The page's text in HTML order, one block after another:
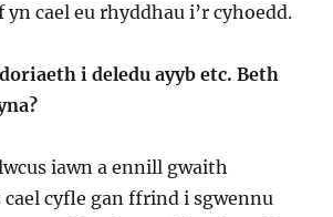
yn cael eu rhyddhau i’r cyhoedd.
i deledu ayyb etc. Beth
iawn a ennill gwaith
cael cyfle gan ffrind i sgwennu